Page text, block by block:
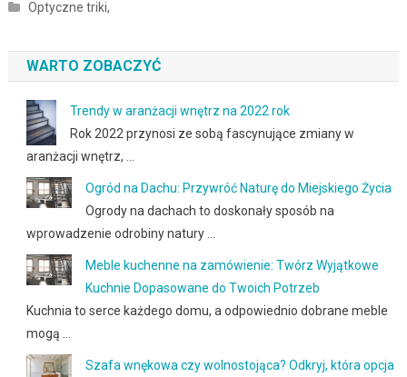
Optyczne triki,
WARTO ZOBACZYĆ
Trendy w aranżacji wnętrz na 2022 rok
Rok 2022 przynosi ze sobą fascynujące zmiany w
aranżacji wnętrz, …
Ogród na Dachu: Przywróć Naturę do Miejskiego Życia
Ogrody na dachach to doskonały sposób na
wprowadzenie odrobiny natury …
Meble kuchenne na zamówienie: Twórz Wyjątkowe
Kuchnie Dopasowane do Twoich Potrzeb
Kuchnia to serce każdego domu, a odpowiednio dobrane meble
mogą …
Szafa wnękowa czy wolnostojąca? Odkryj, która opcja